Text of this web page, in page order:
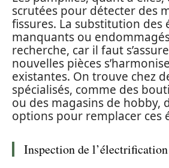
scrutées pour détecter des
fissures. La substitution des
manquants ou
recherche, car il faut
nouvelles pièces
existantes. On trouve chez
spécialisés, comme des
ou des magasins de hobby,
options pour remplacer ces
Inspection de l’électrification